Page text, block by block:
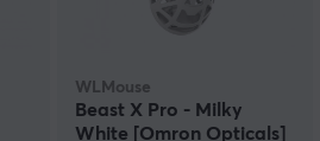
WLMouse
Beast X Pro - Milky
White [Omron Opticals]